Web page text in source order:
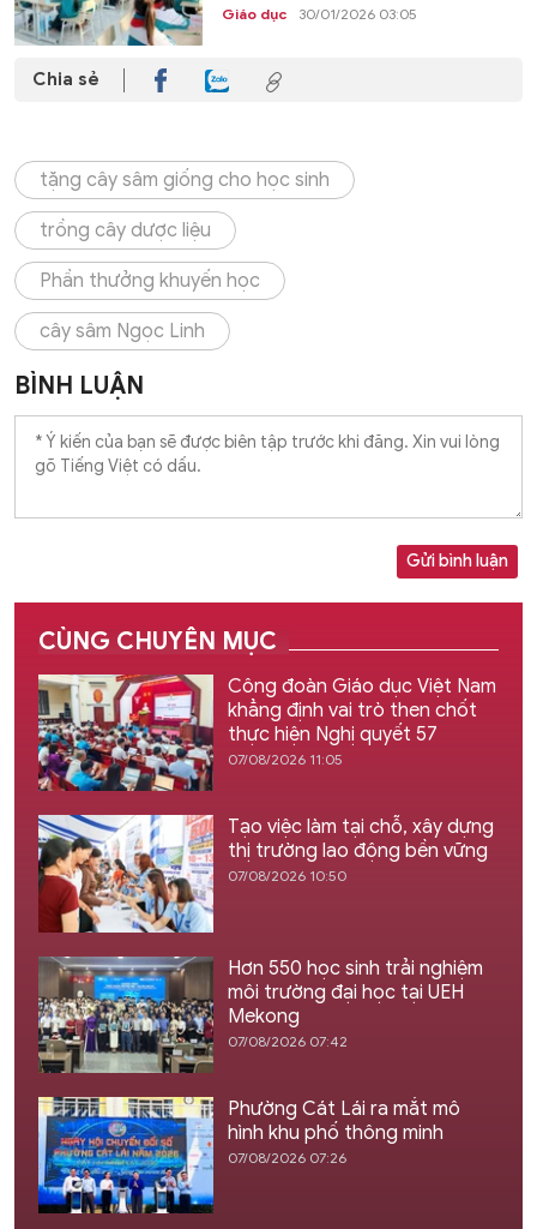
Giáo dục 30/01/2026 03:05
Chia sẻ
tặng cây sâm giống cho học sinh
trồng cây dược liệu
Phần thưởng khuyến học
cây sâm Ngọc Linh
BÌNH LUẬN
Gửi bình luận
CÙNG CHUYÊN MỤC
Công đoàn Giáo dục Việt Nam
khẳng định vai trò then chốt
thực hiện Nghị quyết 57
07/08/2026 11:05
Tạo việc làm tại chỗ, xây dựng
thị trường lao động bền vững
07/08/2026 10:50
Hơn 550 học sinh trải nghiệm
môi trường đại học tại UEH
Mekong
07/08/2026 07:42
Phường Cát Lái ra mắt mô
hình khu phố thông minh
07/08/2026 07:26